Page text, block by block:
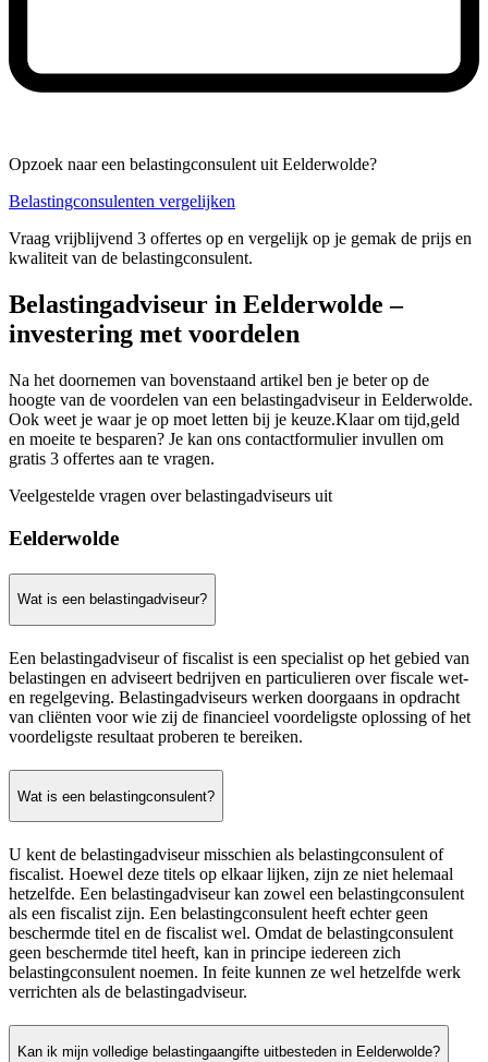
Opzoek naar een belastingconsulent uit Eelderwolde?
Belastingconsulenten vergelijken
Vraag vrijblijvend 3 offertes op en vergelijk op je gemak de prijs en
kwaliteit van de belastingconsulent.
Belastingadviseur in Eelderwolde –
investering met voordelen
Na het doornemen van bovenstaand artikel ben je beter op de
hoogte van de voordelen van een belastingadviseur in Eelderwolde.
Ook weet je waar je op moet letten bij je keuze.Klaar om tijd,geld
en moeite te besparen? Je kan ons contactformulier invullen om
gratis 3 offertes aan te vragen.
Veelgestelde vragen over belastingadviseurs uit
Eelderwolde
Wat is een belastingadviseur?
Een belastingadviseur of fiscalist is een specialist op het gebied van
belastingen en adviseert bedrijven en particulieren over fiscale wet-
en regelgeving. Belastingadviseurs werken doorgaans in opdracht
van cliënten voor wie zij de financieel voordeligste oplossing of het
voordeligste resultaat proberen te bereiken.
Wat is een belastingconsulent?
U kent de belastingadviseur misschien als belastingconsulent of
fiscalist. Hoewel deze titels op elkaar lijken, zijn ze niet helemaal
hetzelfde. Een belastingadviseur kan zowel een belastingconsulent
als een fiscalist zijn. Een belastingconsulent heeft echter geen
beschermde titel en de fiscalist wel. Omdat de belastingconsulent
geen beschermde titel heeft, kan in principe iedereen zich
belastingconsulent noemen. In feite kunnen ze wel hetzelfde werk
verrichten als de belastingadviseur.
Kan ik mijn volledige belastingaangifte uitbesteden in Eelderwolde?